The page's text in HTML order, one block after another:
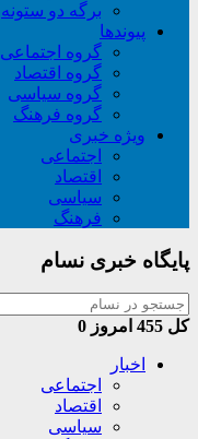
برگه دو ستونه
پیوندها
گروه اجتماعی
گروه اقتصاد
گروه سیاسی
گروه فرهنگ
ویژه خبری
اجتماعی
اقتصاد
سیاسی
فرهنگ
پایگاه خبری نسام
کل امروز 0
اخبار
اجتماعی
اقتصاد
سیاسی